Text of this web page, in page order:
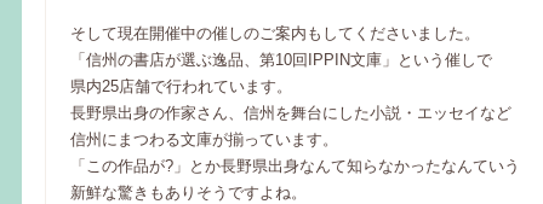
そして現在開催中の催しのご案内もしてくださいました。
「信州の書店が選ぶ逸品、第10回IPPIN文庫」という催しで
県内25店舗で行われています。
長野県出身の作家さん、信州を舞台にした小説・エッセイなど
信州にまつわる文庫が揃っています。
「この作品が?」とか長野県出身なんて知らなかったなんていう
新鮮な驚きもありそうですよね。